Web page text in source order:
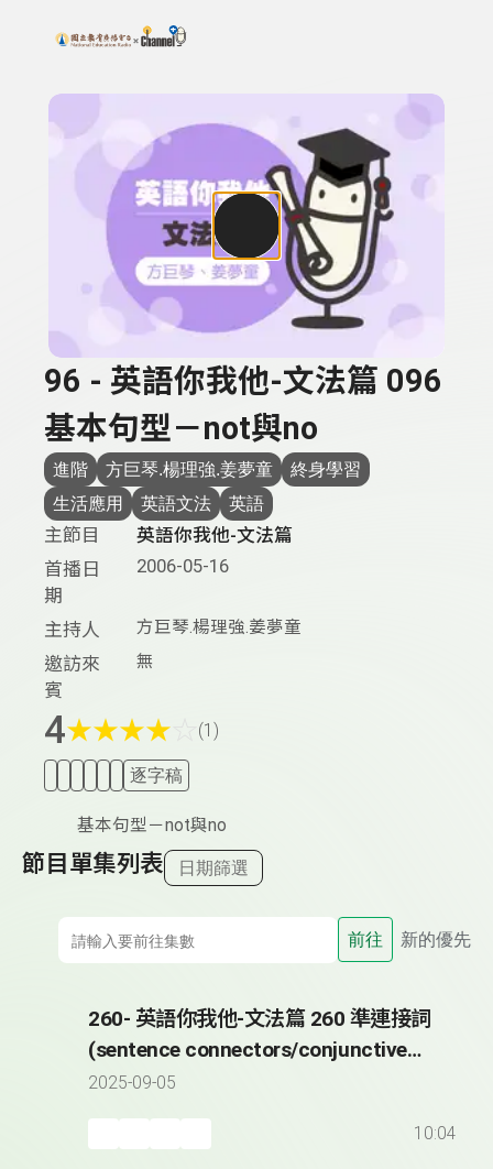
上方功能區塊
搜尋關鍵字：可輸入節目名稱、主持人或關鍵字
96 - 英語你我他-文法篇 096
基本句型－not與no
進階 方巨琴.楊理強.姜夢童
終身學習
生活應用
英語文法 英語
主節目
英語你我他-文法篇
首播日
期
2006-05-16
主持人 方巨琴.楊理強.姜夢童
邀訪來
賓
無
4★★★★ (1)
逐字稿
基本句型－not與no
節目單集列表 日期篩選
前往 新的優先
260- 英語你我他-文法篇 260 準連接詞
(sentence connectors/conjunctive
adverbs)
2025-09-05
10:04